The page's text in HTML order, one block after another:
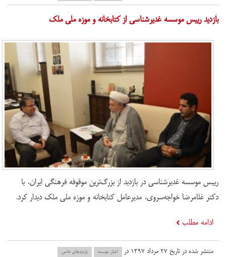
​بازدید رییس موسسه غدیرشناسی از کتابخانه و موزه ملی ملک
رییس موسسه غدیرشناسی در بازدید از بزرگ‌ترین موقوفه فرهنگی ایران، با
دکتر غلامرضا خواجه‌سروی، مدیرعامل کتابخانه و موزه ملی ملک دیدار کرد.
ادامه مطلب
منتشر شده در تاریخ ۲۷ مرداد ۱۳۹۷ در اخبار موسسه بازدید‌های خاص